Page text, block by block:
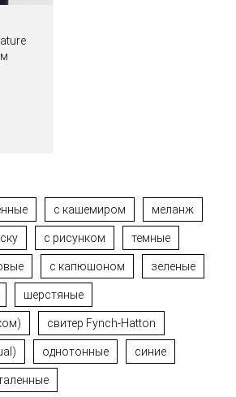
с кашемиром меланж
с рисунком темные
с капюшоном зеленые
шерстяные
свитер Fynch-Hatton
однотонные синие